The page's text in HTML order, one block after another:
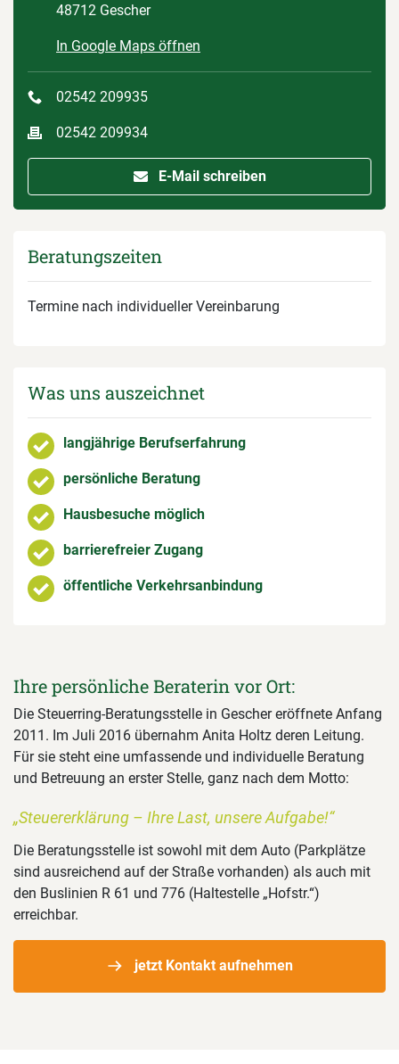
48712 Gescher
In Google Maps öffnen
02542 209935
02542 209934
E-Mail schreiben
Beratungszeiten
Termine nach individueller Vereinbarung
Was uns auszeichnet
langjährige Berufserfahrung
persönliche Beratung
Hausbesuche möglich
barrierefreier Zugang
öffentliche Verkehrsanbindung
Ihre persönliche Beraterin vor Ort:
Die Steuerring-Beratungsstelle in Gescher eröffnete Anfang
2011. Im Juli 2016 übernahm Anita Holtz deren Leitung.
Für sie steht eine umfassende und individuelle Beratung
und Betreuung an erster Stelle, ganz nach dem Motto:
„Steuererklärung – Ihre Last, unsere Aufgabe!“
Die Beratungsstelle ist sowohl mit dem Auto (Parkplätze
sind ausreichend auf der Straße vorhanden) als auch mit
den Buslinien R 61 und 776 (Haltestelle „Hofstr.“)
erreichbar.
jetzt Kontakt aufnehmen